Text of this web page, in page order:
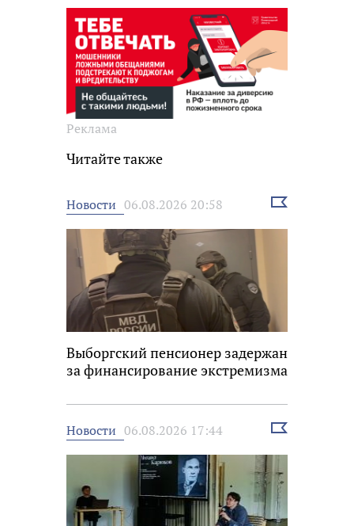
Реклама
Читайте также
Новости 06.08.2026 20:58
Выбрать
Выборгский пенсионер задержан
за финансирование экстремизма
Новости 06.08.2026 17:44
Выбрать